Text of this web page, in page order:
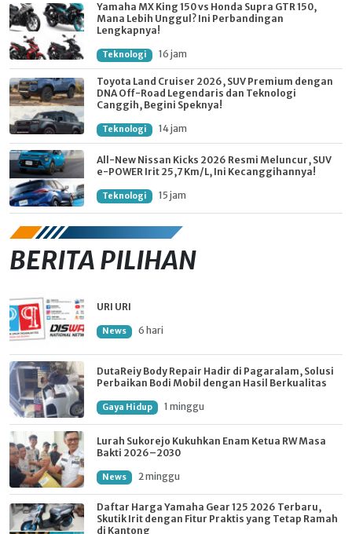
Yamaha MX King 150 vs Honda Supra GTR 150,
Mana Lebih Unggul? Ini Perbandingan
Lengkapnya!
Teknologi 16 jam
Toyota Land Cruiser 2026, SUV Premium dengan
DNA Off-Road Legendaris dan Teknologi
Canggih, Begini Speknya!
Teknologi 14 jam
All-New Nissan Kicks 2026 Resmi Meluncur, SUV
e-POWER Irit 25,7 Km/L, Ini Kecanggihannya!
Teknologi 15 jam
BERITA PILIHAN
URI URI
News 6 hari
DutaReiy Body Repair Hadir di Pagaralam, Solusi
Perbaikan Bodi Mobil dengan Hasil Berkualitas
Gaya Hidup 1 minggu
Lurah Sukorejo Kukuhkan Enam Ketua RW Masa
Bakti 2026–2030
News 2 minggu
Daftar Harga Yamaha Gear 125 2026 Terbaru,
Skutik Irit dengan Fitur Praktis yang Tetap Ramah
di Kantong